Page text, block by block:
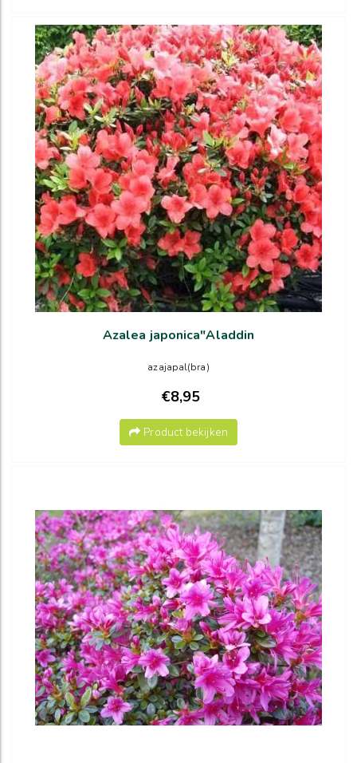
Azalea japonica"Aladdin
azajapal(bra)
€8,95
Product bekijken